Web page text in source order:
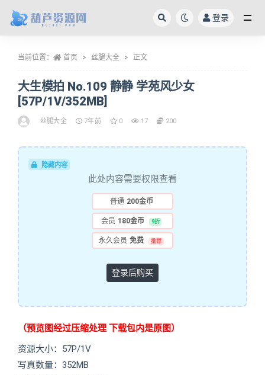
登录
当前位置： 首页 丝腿大全 正文
大生模拍 No.109 静静 学苑风少女
[57P/1V/352MB]
丝腿大全 7年前 0 17 200
隐藏内容
此处内容需要权限查看
普通 200金币
会员 180金币 9折
永久会员 免费 推荐
登录后购买
（预览图经过压缩处理 下载包内是原图）
资源大小：57P/1V
写真数量：352MB